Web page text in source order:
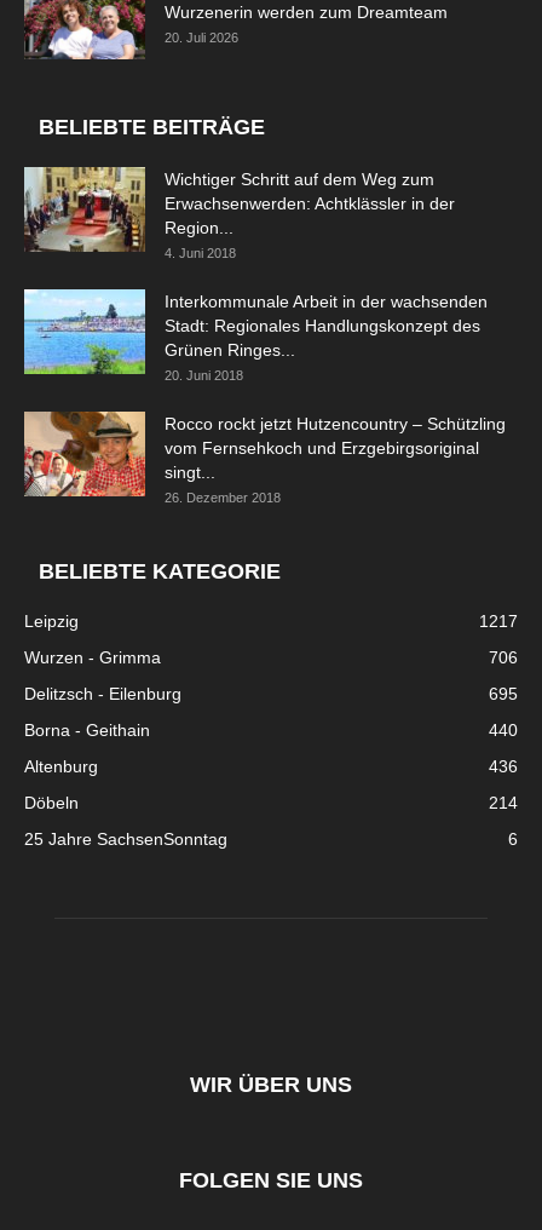
Wurzenerin werden zum Dreamteam
20. Juli 2026
BELIEBTE BEITRÄGE
Wichtiger Schritt auf dem Weg zum
Erwachsenwerden: Achtklässler in der
Region...
4. Juni 2018
Interkommunale Arbeit in der wachsenden
Stadt: Regionales Handlungskonzept des
Grünen Ringes...
20. Juni 2018
Rocco rockt jetzt Hutzencountry – Schützling
vom Fernsehkoch und Erzgebirgsoriginal
singt...
26. Dezember 2018
BELIEBTE KATEGORIE
Leipzig
1217
Wurzen - Grimma
706
Delitzsch - Eilenburg
695
Borna - Geithain
440
Altenburg
436
Döbeln
214
25 Jahre SachsenSonntag
6
WIR ÜBER UNS
FOLGEN SIE UNS